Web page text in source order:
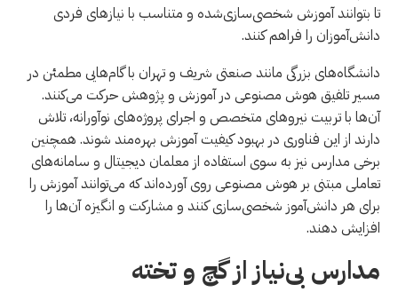
تا بتوانند آموزش شخصی‌سازی‌شده و متناسب با نیازهای فردی
دانش‌آموزان را فراهم کنند.
دانشگاه‌های بزرگی مانند صنعتی شریف و تهران با گام‌هایی مطمئن در
مسیر تلفیق هوش مصنوعی در آموزش و پژوهش حرکت می‌کنند.
آن‌ها با تربیت نیروهای متخصص و اجرای پروژه‌های نوآورانه، تلاش
دارند از این فناوری در بهبود کیفیت آموزش بهره‌مند شوند. همچنین
برخی مدارس نیز به سوی استفاده از معلمان دیجیتال و سامانه‌های
تعاملی مبتنی بر هوش مصنوعی روی آورده‌اند که می‌توانند آموزش را
برای هر دانش‌آموز شخصی‌سازی کنند و مشارکت و انگیزه آن‌ها را
افزایش دهند.
مدارس بی‌نیاز از گچ و تخته